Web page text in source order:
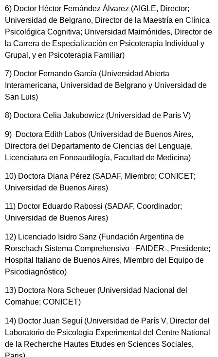
6) Doctor Héctor Fernández Álvarez (AIGLE, Director;
Universidad de Belgrano, Director de la Maestría en Clínica
Psicológica Cognitiva; Universidad Maimónides, Director de
la Carrera de Especialización en Psicoterapia Individual y
Grupal, y en Psicoterapia Familiar)
7) Doctor Fernando García (Universidad Abierta
Interamericana, Universidad de Belgrano y Universidad de
San Luis)
8) Doctora Celia Jakubowicz (Universidad de París V)
9) Doctora Edith Labos (Universidad de Buenos Aires,
Directora del Departamento de Ciencias del Lenguaje,
Licenciatura en Fonoaudilogía, Facultad de Medicina)
10) Doctora Diana Pérez (SADAF, Miembro; CONICET;
Universidad de Buenos Aires)
11) Doctor Eduardo Rabossi (SADAF, Coordinador;
Universidad de Buenos Aires)
12) Licenciado Isidro Sanz (Fundación Argentina de
Rorschach Sistema Comprehensivo –FAIDER-, Presidente;
Hospital Italiano de Buenos Aires, Miembro del Equipo de
Psicodiagnóstico)
13) Doctora Nora Scheuer (Universidad Nacional del
Comahue; CONICET)
14) Doctor Juan Seguí (Universidad de París V, Director del
Laboratorio de Psicologia Experimental del Centre National
de la Recherche Hautes Etudes en Sciences Sociales,